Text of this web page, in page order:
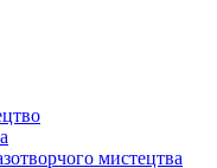
мистецтва